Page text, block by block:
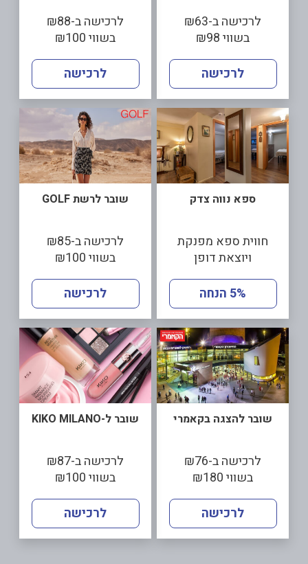
לרכישה ב-₪63
בשווי ₪98
לרכישה
לרכישה ב-₪88
בשווי ₪100
לרכישה
ספא נווה צדק
חווית ספא מפנקת
ויוצאת דופן
5% הנחה
שובר לרשת GOLF
לרכישה ב-₪85
בשווי ₪100
לרכישה
שובר להצגה בקאמרי
לרכישה ב-₪76
בשווי ₪180
לרכישה
שובר ל-KIKO MILANO
לרכישה ב-₪87
בשווי ₪100
לרכישה